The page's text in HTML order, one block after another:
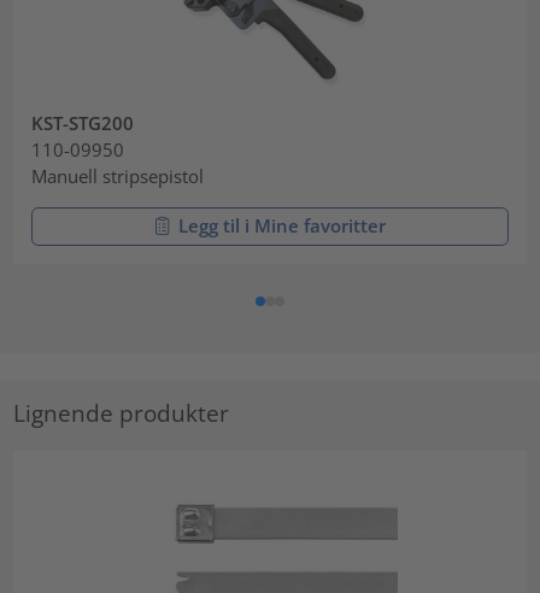
KST-STG200
110-09950
Manuell stripsepistol
Legg til i Mine favoritter
Lignende produkter